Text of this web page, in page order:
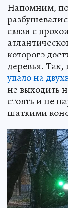
Напомним,
связи с
которого
деревья.
упало на
не выходить
стоять и не
шаткими